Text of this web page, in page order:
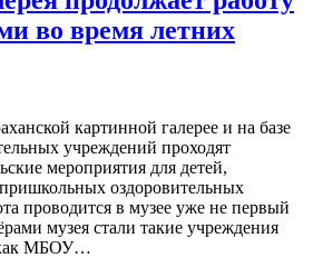
во время летних
картинной галерее и на базе
учреждений проходят
мероприятия для детей,
оздоровительных
проводится в музее уже не первый
музея стали такие учреждения
как МБОУ…